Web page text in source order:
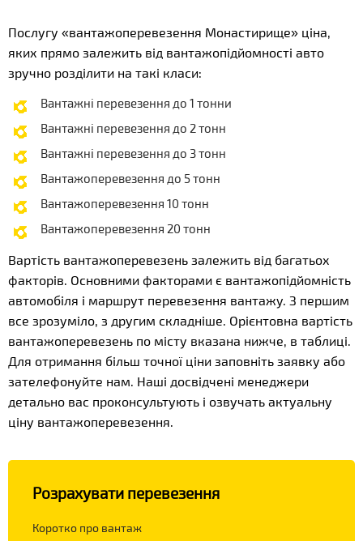
Послугу «вантажоперевезення Монастирище» ціна,
яких прямо залежить від вантажопідйомності авто
зручно розділити на такі класи:
Вантажні перевезення до 1 тонни
Вантажні перевезення до 2 тонн
Вантажні перевезення до 3 тонн
Вантажоперевезення до 5 тонн
Вантажоперевезення 10 тонн
Вантажоперевезення 20 тонн
Вартість вантажоперевезень залежить від багатьох
факторів. Основними факторами є вантажопідйомність
автомобіля і маршрут перевезення вантажу. З першим
все зрозуміло, з другим складніше. Орієнтовна вартість
вантажоперевезень по місту вказана нижче, в таблиці.
Для отримання більш точної ціни заповніть заявку або
зателефонуйте нам. Наші досвідчені менеджери
детально вас проконсультують і озвучать актуальну
ціну вантажоперевезення.
Розрахувати перевезення
Коротко про вантаж